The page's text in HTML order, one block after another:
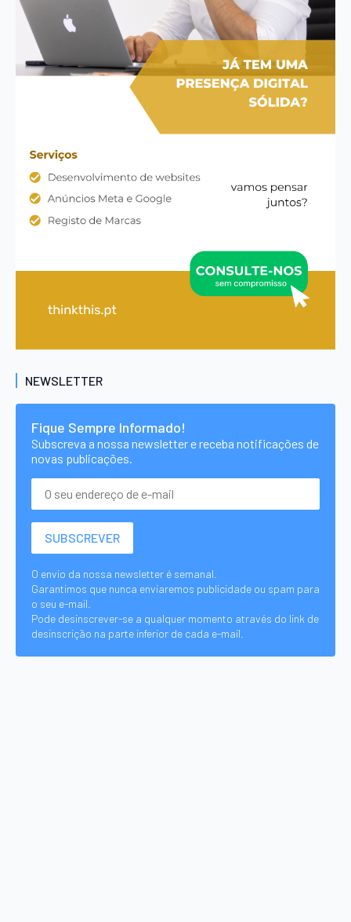
NEWSLETTER
Fique Sempre Informado!
Subscreva a nossa newsletter e receba notificações de
novas publicações.
O envio da nossa newsletter é semanal.
Garantimos que nunca enviaremos publicidade ou spam para
o seu e-mail.
Pode desinscrever-se a qualquer momento através do link de
desinscrição na parte inferior de cada e-mail.